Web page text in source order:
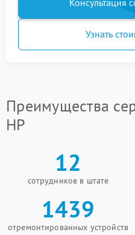
Консультация
Узнать
Преимущества
HP
12
сотрудников в штате
1439
отремонтированных устройств